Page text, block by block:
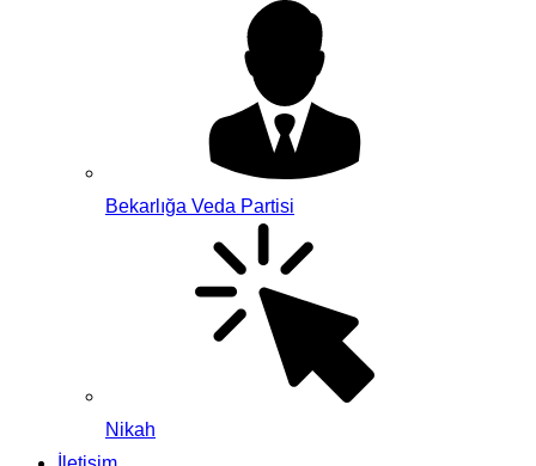
Bekarlığa Veda Partisi
Nikah